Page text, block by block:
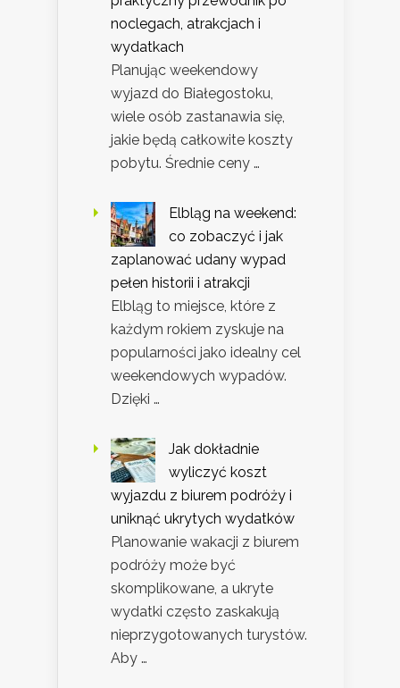
noclegach, atrakcjach i
wydatkach
Planując weekendowy
wyjazd do Białegostoku,
wiele osób zastanawia się,
jakie będą całkowite koszty
pobytu. Średnie ceny …
Elbląg na weekend:
co zobaczyć i jak
zaplanować udany wypad
pełen historii i atrakcji
Elbląg to miejsce, które z
każdym rokiem zyskuje na
popularności jako idealny cel
weekendowych wypadów.
Dzięki …
Jak dokładnie
wyliczyć koszt
wyjazdu z biurem podróży i
uniknąć ukrytych wydatków
Planowanie wakacji z biurem
podróży może być
skomplikowane, a ukryte
wydatki często zaskakują
nieprzygotowanych turystów.
Aby …